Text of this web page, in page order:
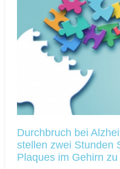
Durchbruch bei
stellen zwei Stunden
Plaques im Gehirn